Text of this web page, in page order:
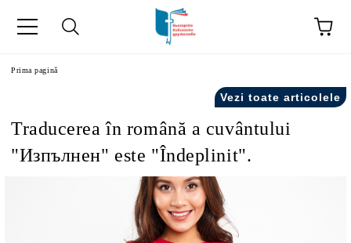
Prima pagină
Vezi toate articolele
Traducerea în română a cuvântului
"Изпълнен" este "Îndeplinit".